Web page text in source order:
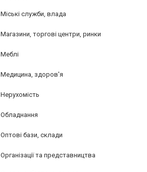
Міські служби, влада
Магазини, торгові центри, ринки
Меблі
Медицина, здоров'я
Нерухомість
Обладнання
Оптові бази, склади
Організації та представництва